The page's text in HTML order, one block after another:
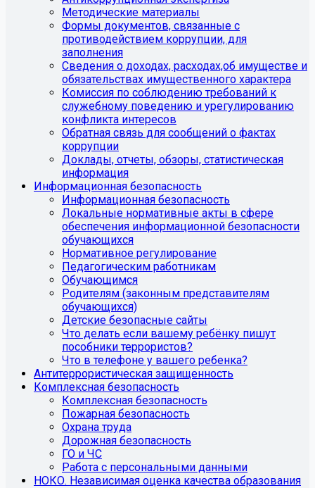
Методические материалы
Формы документов, связанные с
противодействием коррупции, для
заполнения
Сведения о доходах, расходах,об имуществе и
обязательствах имущественного характера
Комиссия по соблюдению требований к
служебному поведению и урегулированию
конфликта интересов
Обратная связь для сообщений о фактах
коррупции
Доклады, отчеты, обзоры, статистическая
информация
Информационная безопасность
Информационная безопасность
Локальные нормативные акты в сфере
обеспечения информационной безопасности
обучающихся
Нормативное регулирование
Педагогическим работникам
Обучающимся
Родителям (законным представителям
обучающихся)
Детские безопасные сайты
Что делать если вашему ребёнку пишут
пособники террористов?
Что в телефоне у вашего ребенка?
Антитеррористическая защищенность
Комплексная безопасность
Комплексная безопасность
Пожарная безопасность
Охрана труда
Дорожная безопасность
ГО и ЧС
Работа с персональными данными
НОКО. Независимая оценка качества образования